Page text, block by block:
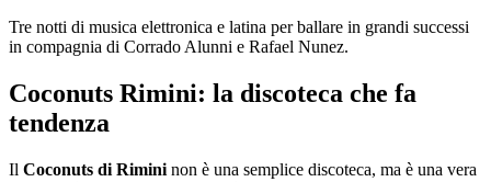
Tre notti di musica elettronica e latina per ballare in grandi successi
in compagnia di Corrado Alunni e Rafael Nunez.
Coconuts Rimini: la discoteca che fa
tendenza
Il Coconuts di Rimini non è una semplice discoteca, ma è una vera